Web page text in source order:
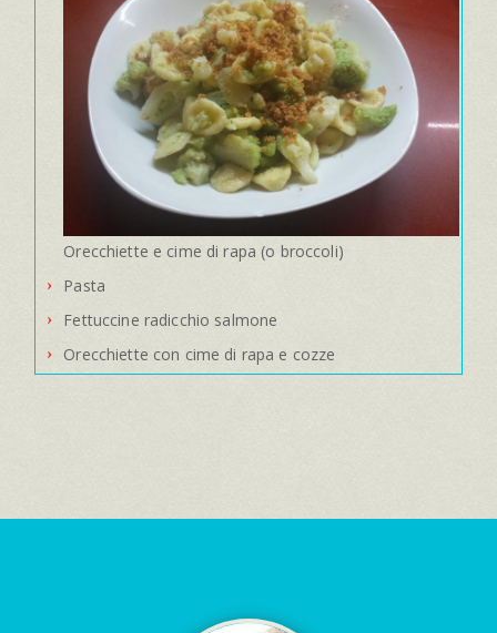
Orecchiette e cime di rapa (o broccoli)
Pasta
Fettuccine radicchio salmone
Orecchiette con cime di rapa e cozze